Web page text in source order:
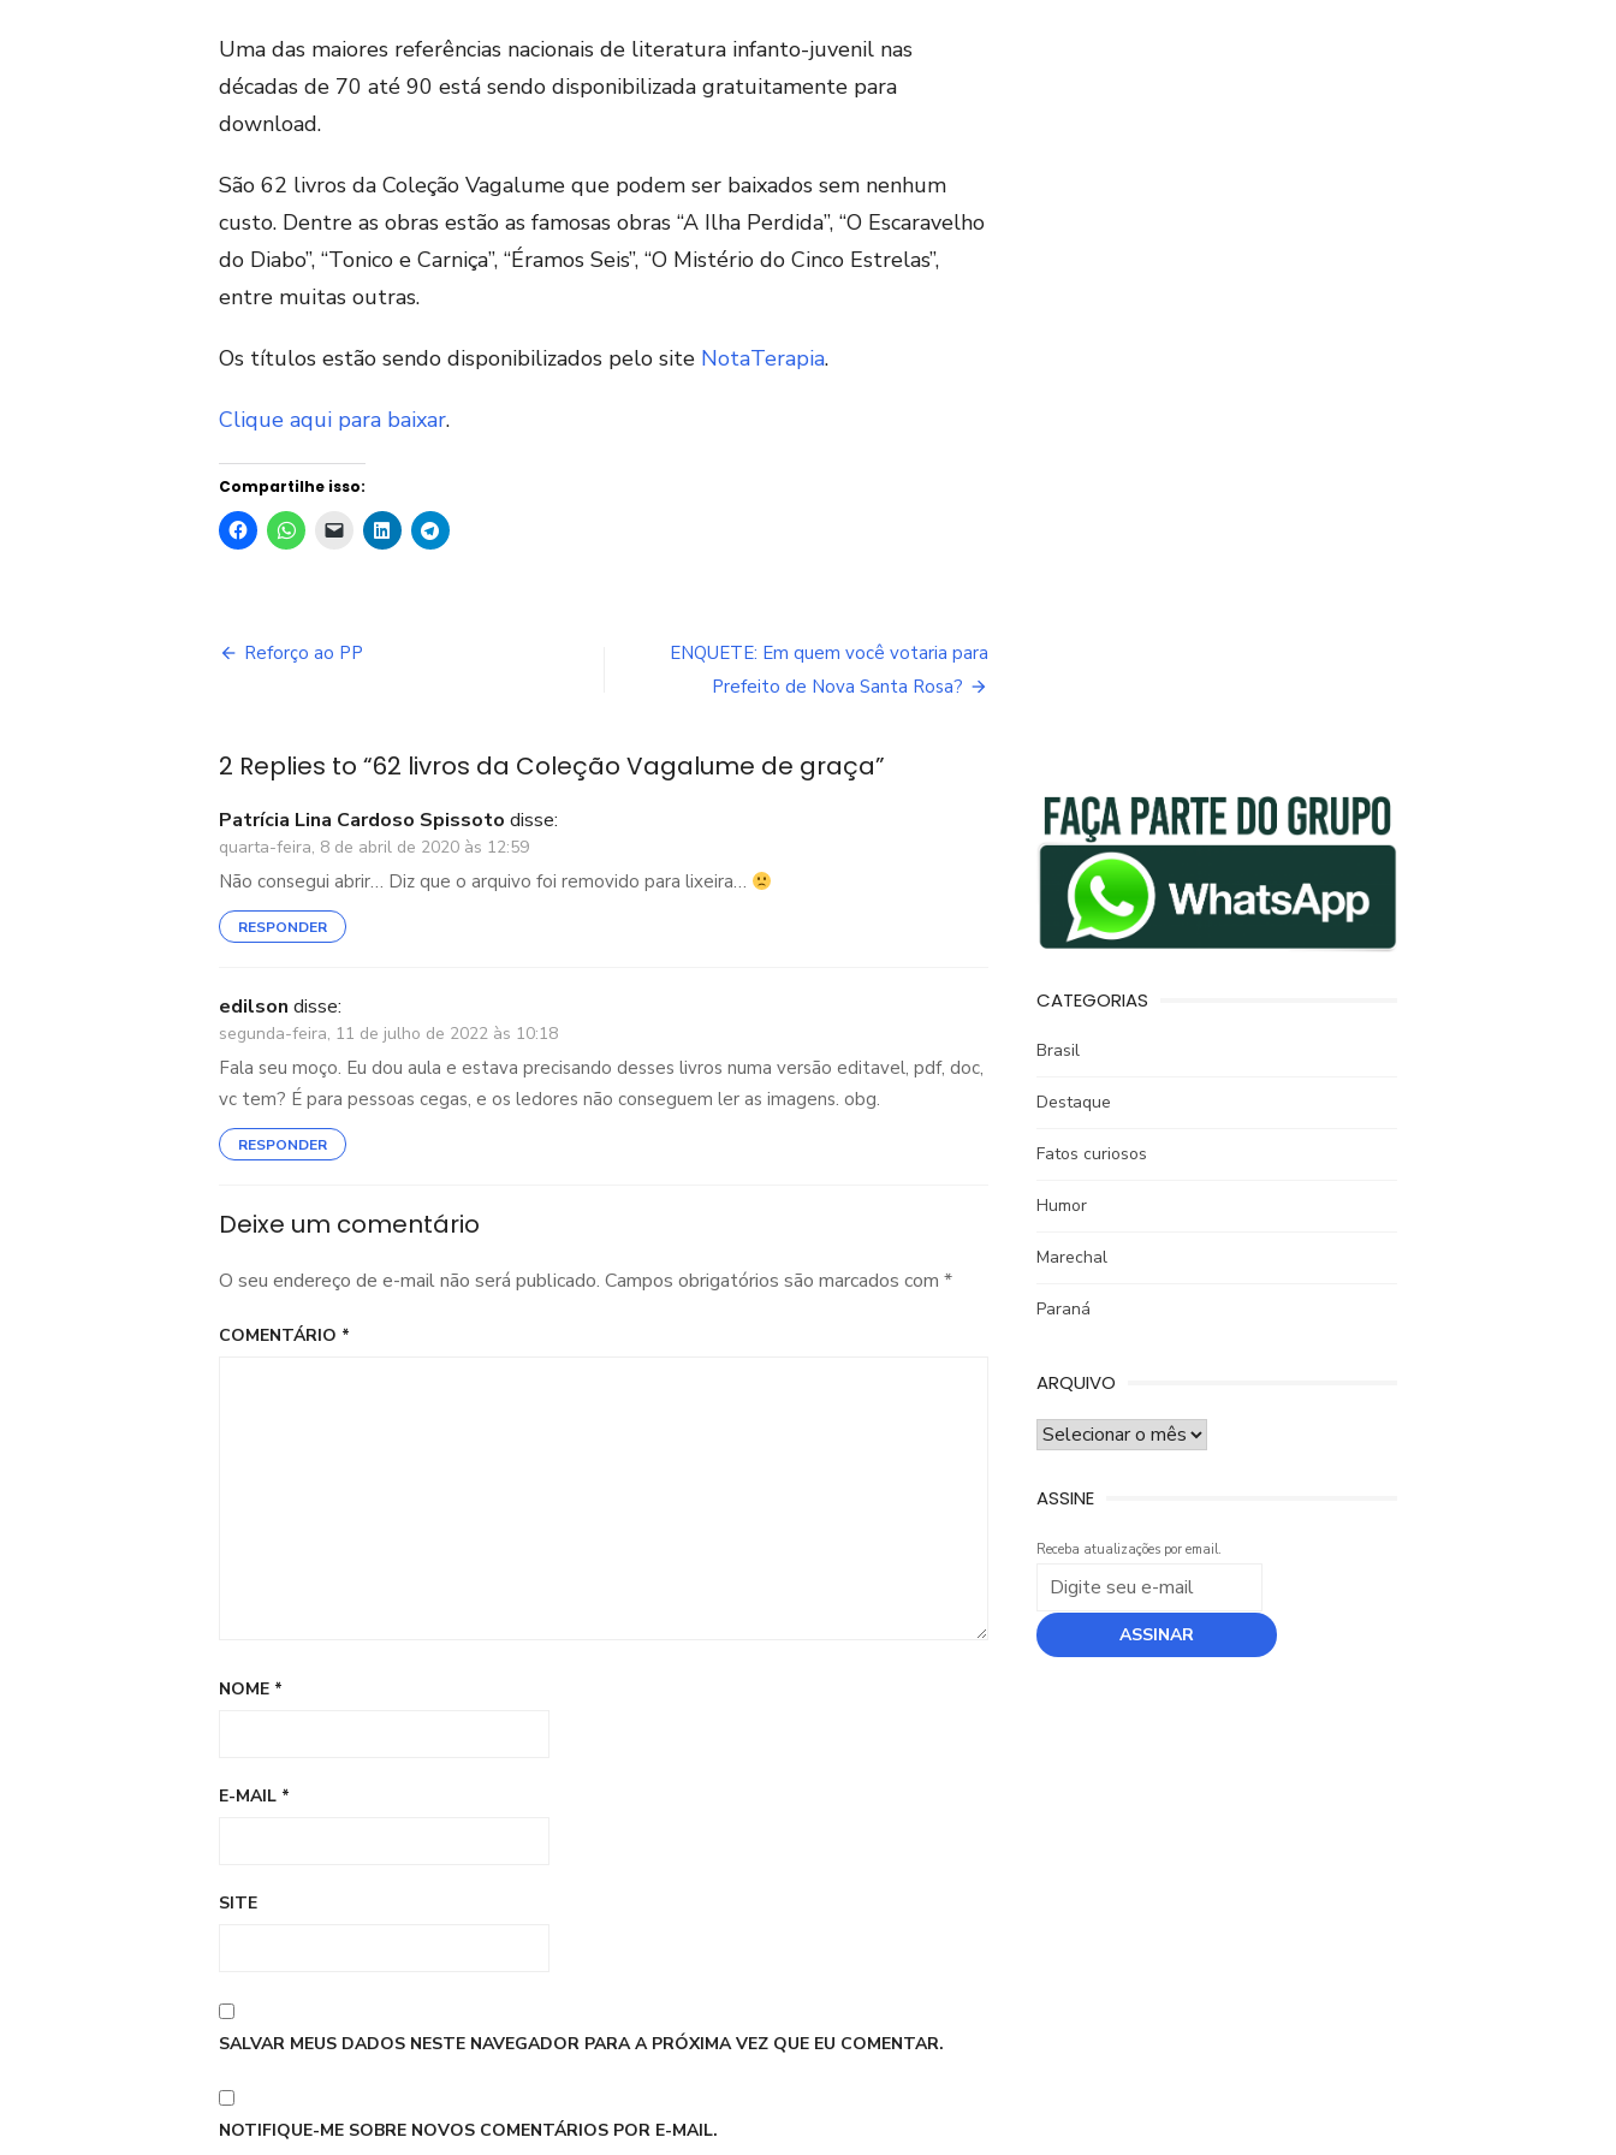
Uma das maiores referências nacionais de literatura infanto-juvenil nas
décadas de 70 até 90 está sendo disponibilizada gratuitamente para
download.
São 62 livros da Coleção Vagalume que podem ser baixados sem nenhum
custo. Dentre as obras estão as famosas obras “A Ilha Perdida”, “O Escaravelho
do Diabo”, “Tonico e Carniça”, “Éramos Seis”, “O Mistério do Cinco Estrelas”,
entre muitas outras.
Os títulos estão sendo disponibilizados pelo site NotaTerapia.
Clique aqui para baixar.
Compartilhe isso:
Navegação
Reforço ao PP
ENQUETE: Em quem você votaria para
Prefeito de Nova Santa Rosa?
2 Replies to “62 livros da Coleção Vagalume de graça”
Patrícia Lina Cardoso Spissoto disse:
quarta-feira, 8 de abril de 2020 às 12:59
Não consegui abrir… Diz que o arquivo foi removido para lixeira…
RESPONDER
edilson disse:
segunda-feira, 11 de julho de 2022 às 10:18
Fala seu moço. Eu dou aula e estava precisando desses livros numa versão editavel, pdf, doc,
vc tem? É para pessoas cegas, e os ledores não conseguem ler as imagens. obg.
RESPONDER
Deixe um comentário
O seu endereço de e-mail não será publicado. Campos obrigatórios são marcados com *
COMENTÁRIO *
NOME *
E-MAIL *
SITE
SALVAR MEUS DADOS NESTE NAVEGADOR PARA A PRÓXIMA VEZ QUE EU COMENTAR.
NOTIFIQUE-ME SOBRE NOVOS COMENTÁRIOS POR E-MAIL.
CATEGORIAS
Brasil
Destaque
Fatos curiosos
Humor
Marechal
Paraná
ARQUIVO
ARQUIVO
ASSINE
Receba atualizações por email.